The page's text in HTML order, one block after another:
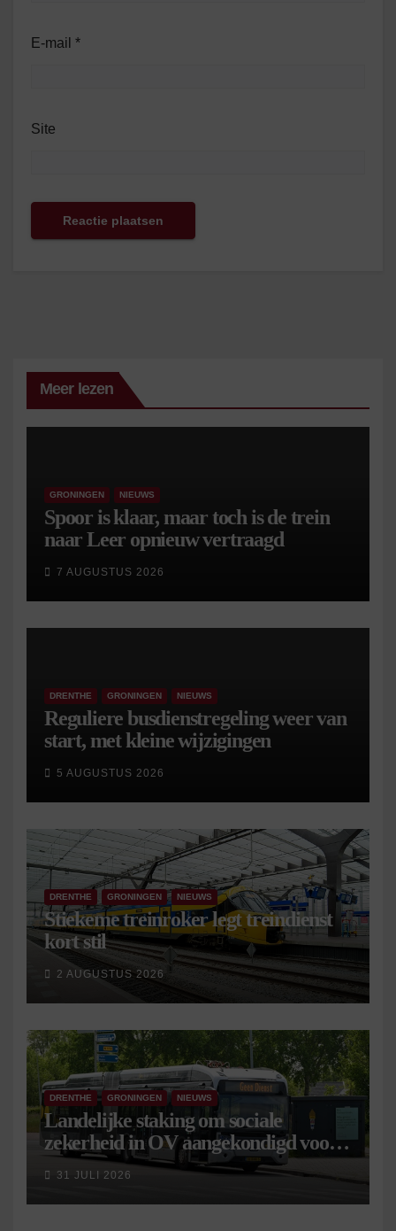
E-mail *
Site
Meer lezen
GRONINGEN NIEUWS
Spoor is klaar, maar toch is de trein
naar Leer opnieuw vertraagd
7 AUGUSTUS 2026
DRENTHE GRONINGEN NIEUWS
Reguliere busdienstregeling weer van
start, met kleine wijzigingen
5 AUGUSTUS 2026
DRENTHE GRONINGEN NIEUWS
Stiekeme treinroker legt treindienst
kort stil
2 AUGUSTUS 2026
DRENTHE GRONINGEN NIEUWS
Landelijke staking om sociale
zekerheid in OV aangekondigd voor 9
september
31 JULI 2026